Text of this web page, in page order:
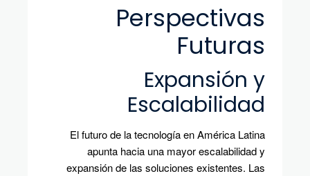
Perspectivas
Futuras
Expansión y
Escalabilidad
El futuro de la tecnología en América Latina
apunta hacia una mayor escalabilidad y
expansión de las soluciones existentes. Las